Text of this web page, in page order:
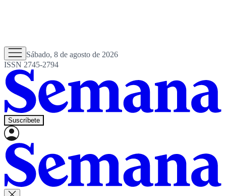
Sábado, 8 de agosto de 2026
ISSN 2745-2794
Suscríbete